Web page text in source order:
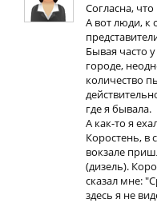
Согласна,
А вот люди, к
Бывая часто
городе,
количество
где я бывала.
А как-то я
Коростень, в
вокзале
(дизель).
сказал мне:
здесь я не